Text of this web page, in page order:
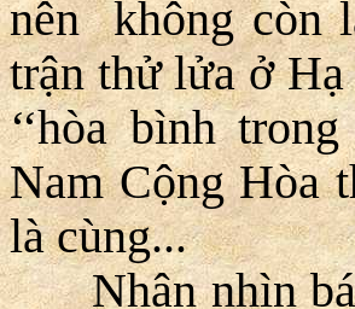
nên không còn
trận thử lửa ở
‘‘hòa bình
Nam Cộng Hòa
là cùng...
Nhân nhìn bác